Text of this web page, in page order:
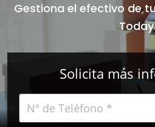
Gestiona el efectivo de
Today
Solicita más